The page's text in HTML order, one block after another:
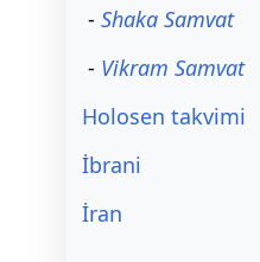
- Shaka Samvat
- Vikram Samvat
Holosen takvimi
İbrani
İran